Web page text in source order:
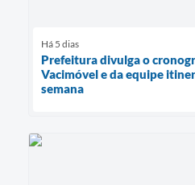
Há 5 dias
Prefeitura divulga o
Vacimóvel e da equipe
semana